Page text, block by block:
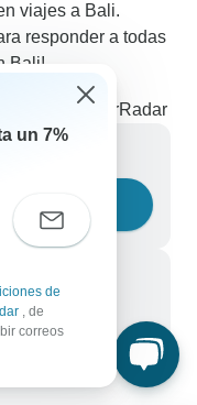
viajes a Bali.
responder a todas
Bali!
de TourRadar
un 7%
de
, de
correos